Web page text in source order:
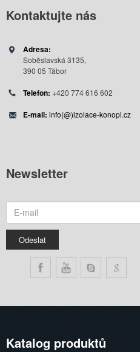
Kontaktujte nás
Adresa:
Soběslavská 3135,
390 05 Tábor
Telefon: +420 774 616 602
E-mail: info(@)izolace-konopi.cz
Newsletter
Katalog produktů